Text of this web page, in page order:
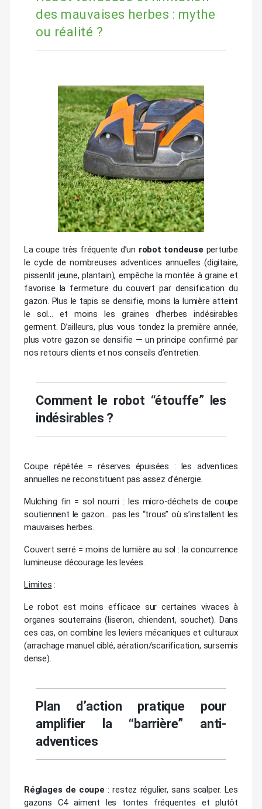
des mauvaises herbes : mythe
ou réalité ?
La coupe très fréquente d’un robot tondeuse perturbe
le cycle de nombreuses adventices annuelles (digitaire,
pissenlit jeune, plantain), empêche la montée à graine et
favorise la fermeture du couvert par densification du
gazon. Plus le tapis se densifie, moins la lumière atteint
le sol… et moins les graines d’herbes indésirables
germent. D’ailleurs, plus vous tondez la première année,
plus votre gazon se densifie — un principe confirmé par
nos retours clients et nos conseils d’entretien.
Comment le robot “étouffe” les
indésirables ?
Coupe répétée = réserves épuisées : les adventices
annuelles ne reconstituent pas assez d’énergie.
Mulching fin = sol nourri : les micro-déchets de coupe
soutiennent le gazon… pas les “trous” où s’installent les
mauvaises herbes.
Couvert serré = moins de lumière au sol : la concurrence
lumineuse décourage les levées.
Limites :
Le robot est moins efficace sur certaines vivaces à
organes souterrains (liseron, chiendent, souchet). Dans
ces cas, on combine les leviers mécaniques et culturaux
(arrachage manuel ciblé, aération/scarification, sursemis
dense).
Plan d’action pratique pour
amplifier la “barrière” anti-
adventices
Réglages de coupe : restez régulier, sans scalper. Les
gazons C4 aiment les tontes fréquentes et plutôt